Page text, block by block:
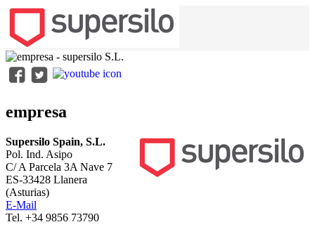
empresa
Supersilo Spain, S.L.
Pol. Ind. Asipo
C/ A Parcela 3A Nave 7
ES-33428 Llanera
(Asturias)
E-Mail
Tel. +34 9856 73790